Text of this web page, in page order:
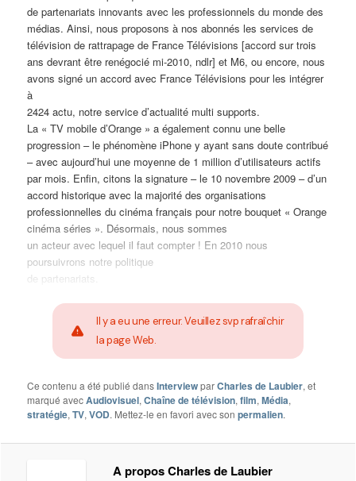
de partenariats innovants avec les professionnels du monde des
médias. Ainsi, nous proposons à nos abonnés les services de
télévision de rattrapage de France Télévisions [accord sur trois
ans devrant être renégocié mi-2010, ndlr] et M6, ou encore, nous
avons signé un accord avec France Télévisions pour les intégrer
à
2424 actu, notre service d’actualité multi supports.
La « TV mobile d’Orange » a également connu une belle
progression – le phénomène iPhone y ayant sans doute contribué
– avec aujourd’hui une moyenne de 1 million d’utilisateurs actifs
par mois. Enfin, citons la signature – le 10 novembre 2009 – d’un
accord historique avec la majorité des organisations
professionnelles du cinéma français pour notre bouquet « Orange
cinéma séries ». Désormais, nous sommes
un acteur avec lequel il faut compter ! En 2010 nous
poursuivrons notre politique
de partenariats.
Il y a eu une erreur. Veuillez svp rafraîchir
la page Web.
Ce contenu a été publié dansInterviewparCharles de Laubier, et
marqué avecAudiovisuel,Chaîne de télévision,film,Média,
stratégie,TV,VOD. Mettez-le en favori avec sonpermalien.
A propos Charles de Laubier